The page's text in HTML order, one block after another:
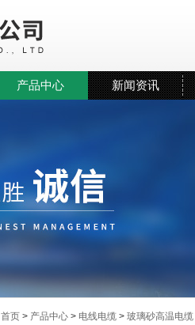
产品中心 新闻资讯
首页 > 产品中心 > 电线电缆 > 玻璃砂高温电缆